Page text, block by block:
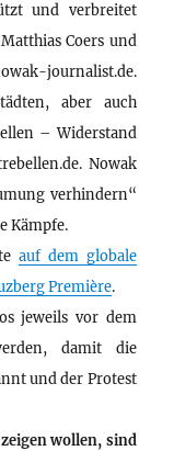
und verbreitet
Coers und
journalist.de.
aber auch
– Widerstand
Nowak
verhindern“
Kämpfe.
auf dem globale
Première.
jeweils vor dem
damit die
und der Protest
wollen, sind